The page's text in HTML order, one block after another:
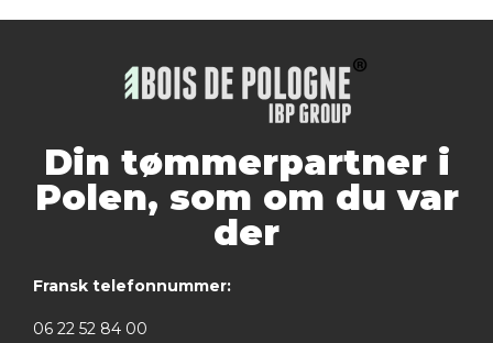
Din tømmerpartner i
Polen, som om du var
der
Fransk telefonnummer:
06 22 52 84 00